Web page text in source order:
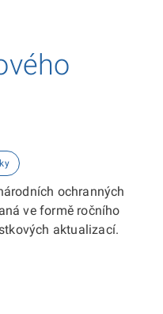
ochranných
ve formě ročního
aktualizací.